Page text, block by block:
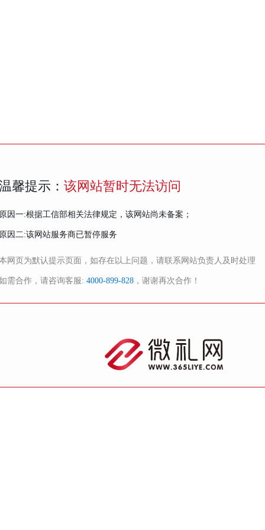
馨提示： 该网站暂时无法访问
因一:根据工信部相关法律规定，该网站尚未备案；
因二:该网站服务商已暂停服务
网页为默认提示页面，如存在以上问题，请联系网站负责人及时处理
需合作，请咨询客服: 4000-899-828 ，谢谢再次合作！